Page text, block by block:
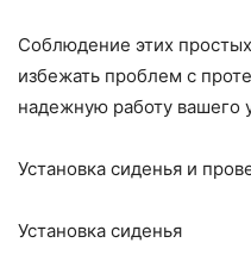
Соблюдение этих
избежать проблем с
надежную работу вашего
Установка сиденья и
Установка сиденья